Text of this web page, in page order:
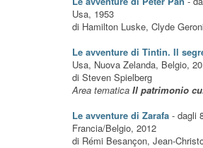
Usa, 1953
di Hamilton Luske, Clyde
Le avventure di Tintin. Il
Usa, Nuova Zelanda, Belgio,
di Steven Spielberg
Area tematica Il patrimonio
Le avventure di Zarafa - dagli
Francia/Belgio, 2012
di Rémi Besançon, Jean-